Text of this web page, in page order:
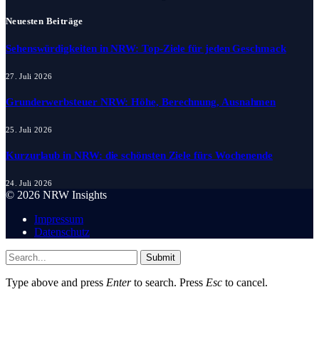
Neuesten Beiträge
Sehenswürdigkeiten in NRW: Top-Ziele für jeden Geschmack
27. Juli 2026
Grunderwerbsteuer NRW: Höhe, Berechnung, Ausnahmen
25. Juli 2026
Kurzurlaub in NRW: die schönsten Ziele fürs Wochenende
24. Juli 2026
© 2026 NRW Insights
Impressum
Datenschutz
Submit
Type above and press Enterto search. Press Esc to cancel.